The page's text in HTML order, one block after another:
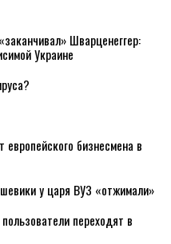
Шварценеггер:
Украине
бизнесмена в
у царя ВУЗ «отжимали»
переходят в